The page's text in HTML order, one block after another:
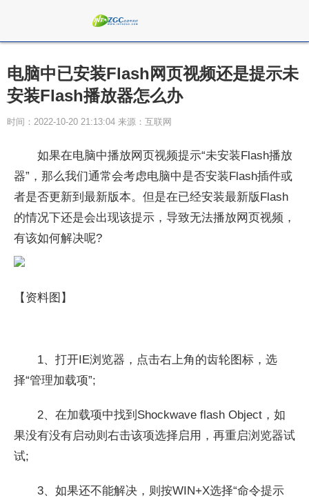
电脑中已安装Flash网页视频还是提示未
安装Flash播放器怎么办
时间：2022-10-20 21:13:04 来源：互联网
如果在电脑中播放网页视频提示“未安装Flash播放
器”，那么我们通常会考虑电脑中是否安装Flash插件或
者是否更新到最新版本。但是在已经安装最新版Flash
的情况下还是会出现该提示，导致无法播放网页视频，
有该如何解决呢?
【资料图】
1、打开IE浏览器，点击右上角的齿轮图标，选
择“管理加载项”;
2、在加载项中找到Shockwave flash Object，如
果没有没有启动则右击该项选择启用，再重启浏览器试
试;
3、如果还不能解决，则按WIN+X选择“命令提示